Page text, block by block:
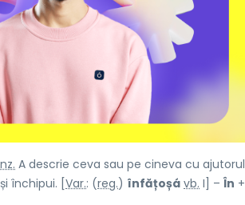
A descrie ceva sau pe cineva cu ajutorul
închipui. [Var.: (reg.) înfățoșá vb. I] – În +